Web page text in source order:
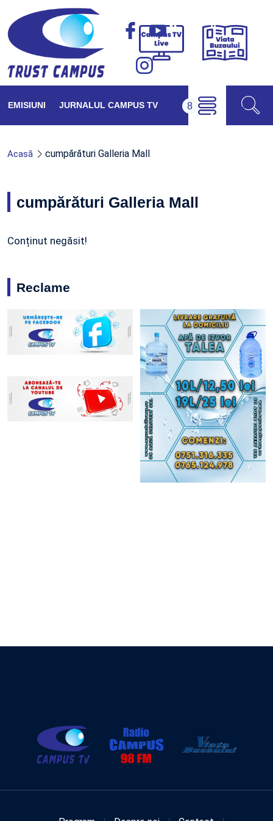
Campus
Viața
EMISIUNI JURNALUL CAMPUS TV
Acasă cumpărături Galleria Mall
cumpărături Galleria Mall
Conținut negăsit!
Reclame